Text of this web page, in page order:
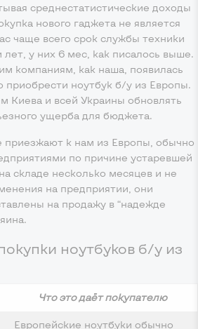
среднестатистические доходы
нового гаджета не является
чаще всего срок службы техники
лет, у них 6 мес, как писалось выше.
компаниям, как наша, появилась
приобрести ноутбук б/у из Европы.
Киева и всей Украины обновлять
ущерба для бюджета.
приезжают к нам из Европы, обычно
по причине устаревшей
складе несколько месяцев и не
на предприятии, они
на продажу в “надежде
ноутбуков б/у из
Что это даёт покупателю
Европейские ноутбуки обычно